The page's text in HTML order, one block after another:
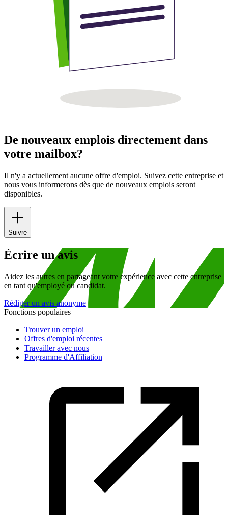
De nouveaux emplois directement dans
votre mailbox?
Il n'y a actuellement aucune offre d'emploi. Suivez cette entreprise et
nous vous informerons dès que de nouveaux emplois seront
disponibles.
Suivre
Écrire un avis
Aidez les autres en partageant votre expérience avec cette entreprise
en tant qu'employé ou candidat.
Rédiger un avis anonyme
Fonctions populaires
Trouver un emploi
Offres d'emploi récentes
Travailler avec nous
Programme d'Affiliation